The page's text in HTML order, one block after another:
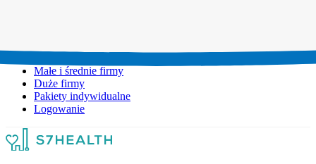
Małe i średnie firmy
Duże firmy
Pakiety indywidualne
Logowanie